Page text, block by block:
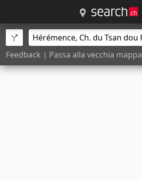
Feedback | Passa alla vecchia mappa